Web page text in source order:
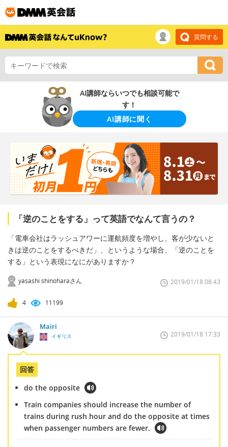
質問する
AI講師ならいつでも相談可能で
す！
AI講師に聞く
「逆のことをする」って英語でなんて言うの？
「電車会社はラッシュアワーに運航頻度を増やし、客が少ないと
きは逆のことをするべきだ」、というような場合、「逆のことを
する」という表現になにがありますか？
yasashi shinoharaさん 2019/01/18 08:43
4 11199
Mairi
イギリス 2019/01/18 17:33
回答
do the opposite
Train companies should increase the number of
trains during rush hour and do the opposite at times
when passenger numbers are fewer.